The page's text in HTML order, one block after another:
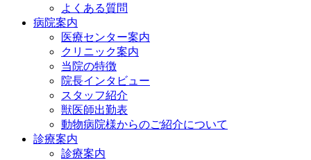
よくある質問
病院案内
医療センター案内
クリニック案内
当院の特徴
院長インタビュー
スタッフ紹介
獣医師出勤表
動物病院様からのご紹介について
診療案内
診療案内